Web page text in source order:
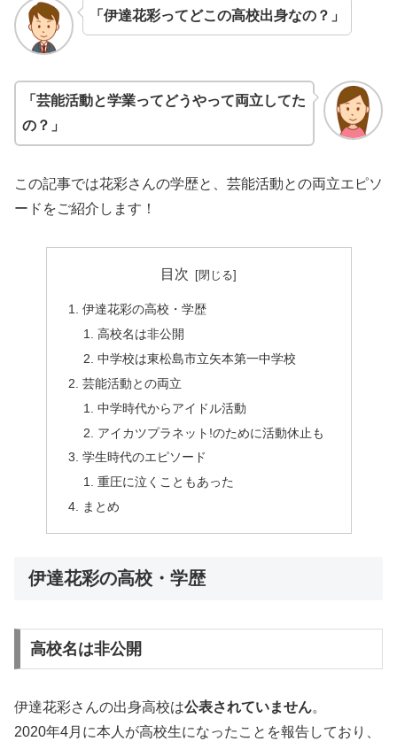
「伊達花彩ってどこの高校出身なの？」
「芸能活動と学業ってどうやって両立してた
の？」
この記事では花彩さんの学歴と、芸能活動との両立エピソ
ードをご紹介します！
目次
伊達花彩の高校・学歴
高校名は非公開
中学校は東松島市立矢本第一中学校
芸能活動との両立
中学時代からアイドル活動
アイカツプラネット!のために活動休止も
学生時代のエピソード
重圧に泣くこともあった
まとめ
伊達花彩の高校・学歴
高校名は非公開
伊達花彩さんの出身高校は公表されていません。
2020年4月に本人が高校生になったことを報告しており、